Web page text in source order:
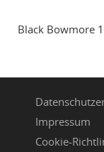
Black Bowmore
Impressum
Cookie-